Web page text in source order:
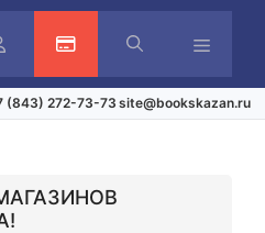
ЛичныйАктивация карты
(843) 272-73-73 site@bookskazan.ru